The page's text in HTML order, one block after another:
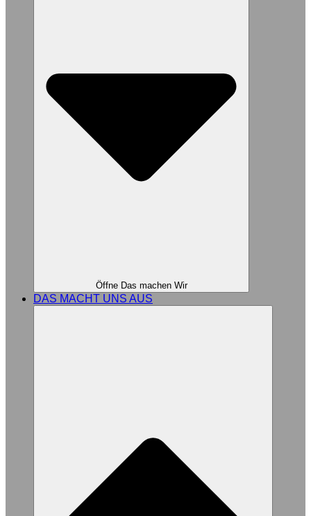
Öffne Das machen Wir
DAS MACHT UNS AUS